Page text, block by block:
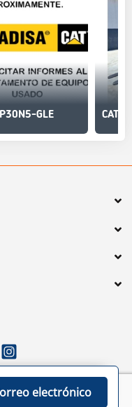
GLE CAT
generales
electrónico